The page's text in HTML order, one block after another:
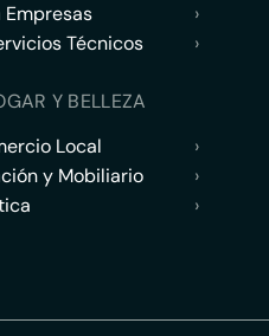
›
Técnicos
›
Y BELLEZA
Local
›
y Mobiliario
›
›